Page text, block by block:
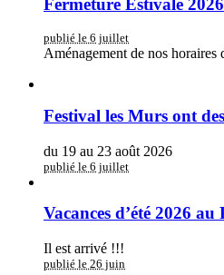
publié le 6 juillet
Aménagement de nos horaires
Festival les Murs ont
du 19 au 23 août 2026
publié le 6 juillet
Vacances d’été 2026
Il est arrivé !!!
publié le 26 juin